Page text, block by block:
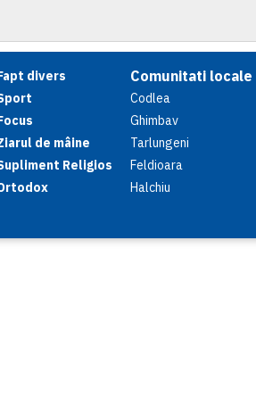
divers
de mâine
Religios
Comunitati locale
Codlea
Ghimbav
Tarlungeni
Feldioara
Halchiu